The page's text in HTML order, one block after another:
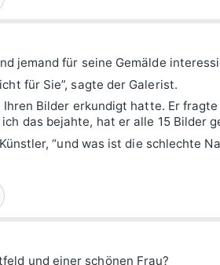
jemand für seine Gemälde
für Sie”, sagte der Galerist.
Bilder erkundigt hatte. Er
das bejahte, hat er alle 15 Bilder
“und was ist die schlechte
und einer schönen Frau?